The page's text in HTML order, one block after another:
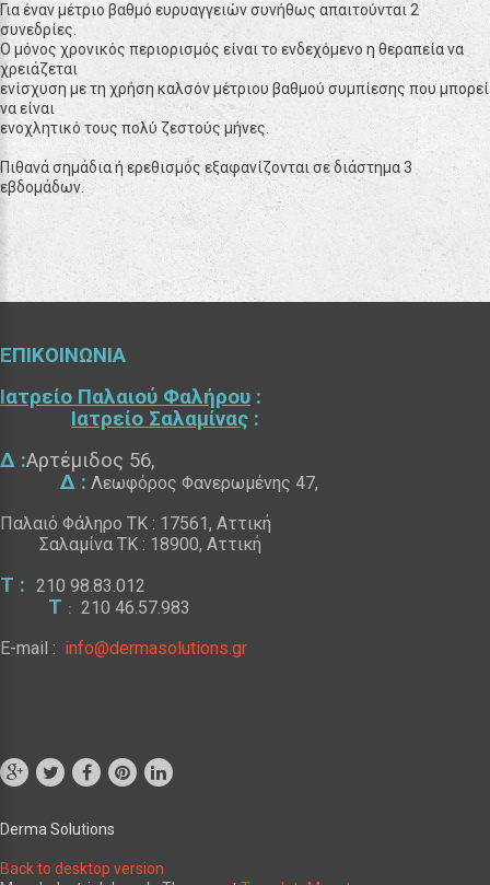
Για έναν μέτριο βαθμό ευρυαγγειών συνήθως απαιτούνται 2
συνεδρίες.
Ο μόνος χρονικός περιορισμός είναι το ενδεχόμενο η θεραπεία να
χρειάζεται
ενίσχυση με τη χρήση καλσόν μέτριου βαθμού συμπίεσης που μπορεί
να είναι
ενοχλητικό τους πολύ ζεστούς μήνες.
Πιθανά σημάδια ή ερεθισμός εξαφανίζονται σε διάστημα 3
εβδομάδων.
ΕΠΙΚΟΙΝΩΝΙΑ
Ιατρείο Παλαιού Φαλήρου :
Ιατρείο Σαλαμίνας :
Δ :Αρτέμιδος 56,
Δ : Λεωφόρος Φανερωμένης 47,
Παλαιό Φάληρο ΤΚ : 17561, Αττική
Σαλαμίνα ΤΚ : 18900, Αττική
Τ : 210 98.83.012
Τ :
210 46.57.983
E-mail : info@dermasolutions.gr
Derma Solutions
Back to desktop version